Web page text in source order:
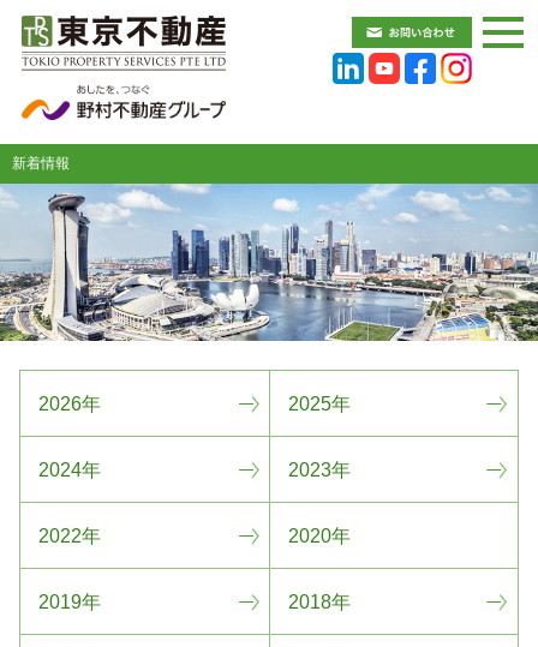
新着情報
2026年 2025年
2024年 2023年
2022年 2020年
2019年 2018年